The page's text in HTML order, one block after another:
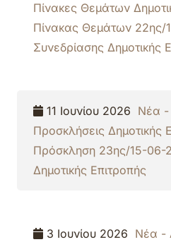
Πίνακες Θεμάτων
Πίνακας Θεμάτων 22ης/
Συνεδρίασης Δημοτικής
11 Ιουνίου 2026 Νέα -
Προσκλήσεις Δημοτικής
Πρόσκληση 23ης/15-06-
Δημοτικής Επιτροπής
3 Ιουνίου 2026 Νέα -